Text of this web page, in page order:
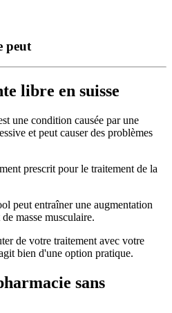
peut
libre en suisse
une condition causée par une
et peut causer des problèmes
prescrit pour le traitement de la
peut entraîner une augmentation
masse musculaire.
de votre traitement avec votre
bien d'une option pratique.
sans